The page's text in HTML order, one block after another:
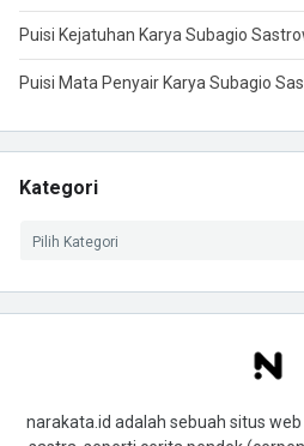
Puisi Kejatuhan Karya Subagio
Puisi Mata Penyair Karya Subagio
Kategori
narakata.id adalah sebuah situs